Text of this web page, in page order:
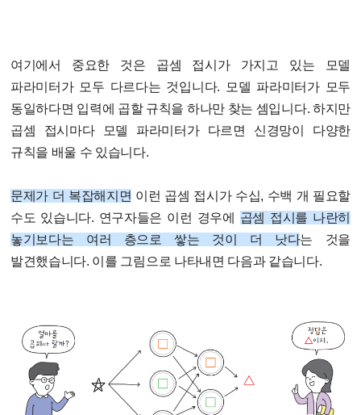
여기에서 중요한 것은 곱셈 접시가 가지고 있는 모델
파라미터가 모두 다르다는 것입니다. 모델 파라미터가 모두
동일하다면 입력에 곱할 규칙을 하나만 찾는 셈입니다. 하지만
곱셈 접시마다 모델 파라미터가 다르면 신경망이 다양한
규칙을 배울 수 있습니다.
문제가 더 복잡해지면 이런 곱셈 접시가 수십, 수백 개 필요할
수도 있습니다. 연구자들은 이런 경우에 곱셈 접시를 나란히
놓기보다는 여러 층으로 쌓는 것이 더 낫다는 것을
발견했습니다. 이를 그림으로 나타내면 다음과 같습니다.